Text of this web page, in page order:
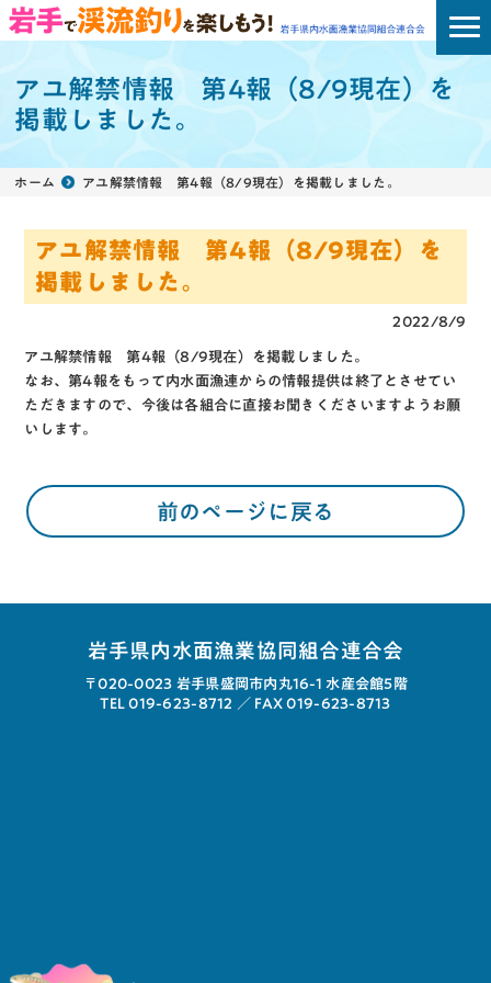
アユ解禁情報 第4報（8/9現在）を
掲載しました。
ホーム アユ解禁情報 第4報（8/9現在）を掲載しました。
アユ解禁情報 第4報（8/9現在）を
掲載しました。
2022/8/9
アユ解禁情報 第4報（8/9現在）
を掲載しました。
なお、第4報をもって内水面漁連からの情報提供は終了とさせてい
ただきますので、今後は各組合に直接お聞きくださいますようお願
いします。
前のページに戻る
岩手県内水面漁業協同組合連合会
〒020-0023 岩手県盛岡市内丸16-1 水産会館5階
TEL 019-623-8712 ／ FAX 019-623-8713